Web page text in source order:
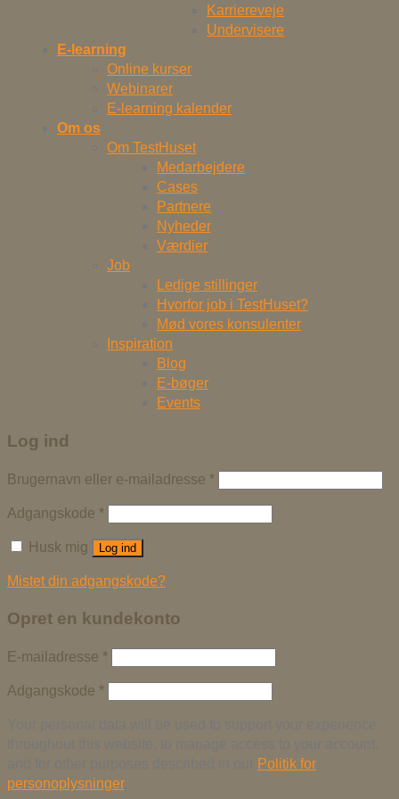
Karriereveje
Undervisere
E-learning
Online kurser
Webinarer
E-learning kalender
Om os
Om TestHuset
Medarbejdere
Cases
Partnere
Nyheder
Værdier
Job
Ledige stillinger
Hvorfor job i TestHuset?
Mød vores konsulenter
Inspiration
Blog
E-bøger
Events
Log ind
Brugernavn eller e-mailadresse *
Adgangskode *
Husk mig Log ind
Mistet din adgangskode?
Opret en kundekonto
E-mailadresse *
Adgangskode *
Politik for
personoplysninger.